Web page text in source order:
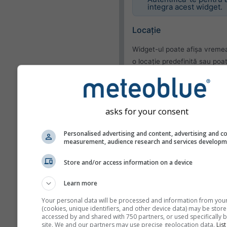
integra acest widget.
Locație
Widget-ul poate afișa
o locație predefinită sau
vizitator al site-ului tău.
Folosește locația
Detectează locația
umiditatea
asks for your consent
Personalised advertising and content, advertising and
measurement, audience research and services
Store and/or access information on a device
Learn more
Your personal data will be processed and information from
(cookies, unique identifiers, and other device data) may be
accessed by and shared with 750 partners, or used specifically
site. We and our partners may use precise geolocation data.